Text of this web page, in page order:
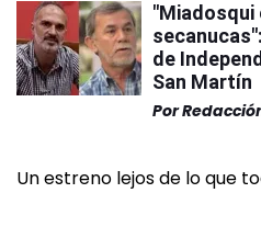
"Miadosqui
de
San Martín
Por
Un estreno lejos de lo que